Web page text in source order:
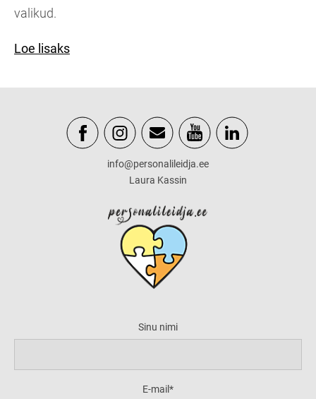
valikud.
Loe lisaks
info@personalileidja.ee
Laura Kassin
Sinu nimi
E-mail